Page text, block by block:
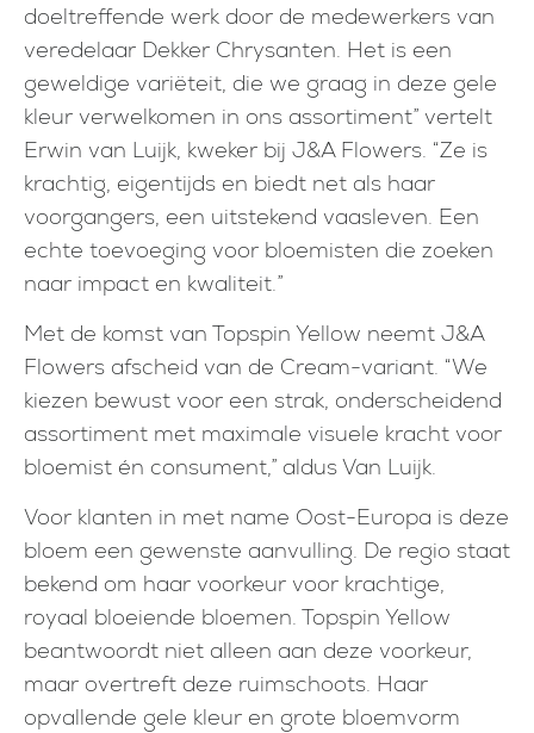
doeltreffende werk door de medewerkers van
veredelaar Dekker Chrysanten. Het is een
geweldige variëteit, die we graag in deze gele
kleur verwelkomen in ons assortiment” vertelt
Erwin van Luijk, kweker bij J&A Flowers. “Ze is
krachtig, eigentijds en biedt net als haar
voorgangers, een uitstekend vaasleven. Een
echte toevoeging voor bloemisten die zoeken
naar impact en kwaliteit.”
Met de komst van Topspin Yellow neemt J&A
Flowers afscheid van de Cream-variant. “We
kiezen bewust voor een strak, onderscheidend
assortiment met maximale visuele kracht voor
bloemist én consument,” aldus Van Luijk.
Voor klanten in met name Oost-Europa is deze
bloem een gewenste aanvulling. De regio staat
bekend om haar voorkeur voor krachtige,
royaal bloeiende bloemen. Topspin Yellow
beantwoordt niet alleen aan deze voorkeur,
maar overtreft deze ruimschoots. Haar
opvallende gele kleur en grote bloemvorm